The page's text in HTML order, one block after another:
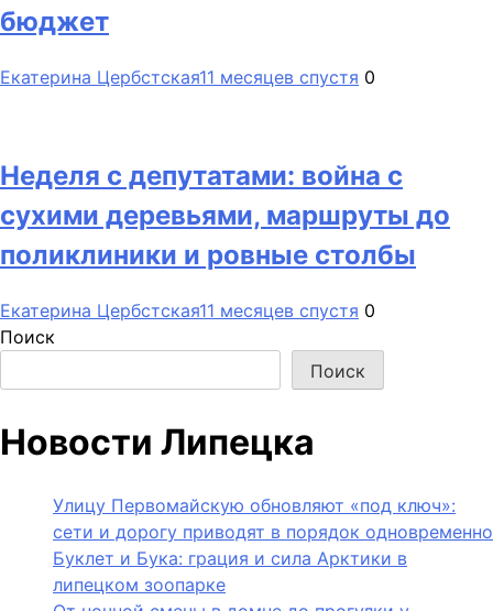
бюджет
Екатерина Цербстская11 месяцев спустя 0
Неделя с депутатами: война с
сухими деревьями, маршруты до
поликлиники и ровные столбы
Екатерина Цербстская11 месяцев спустя 0
Поиск
Поиск
Новости Липецка
Улицу Первомайскую обновляют «под ключ»:
сети и дорогу приводят в порядок одновременно
Буклет и Бука: грация и сила Арктики в
липецком зоопарке